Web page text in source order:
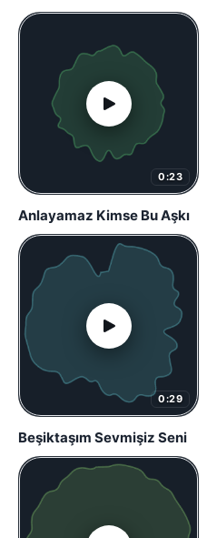
0:23
Anlayamaz Kimse Bu Aşkı
0:29
Beşiktaşım Sevmişiz Seni